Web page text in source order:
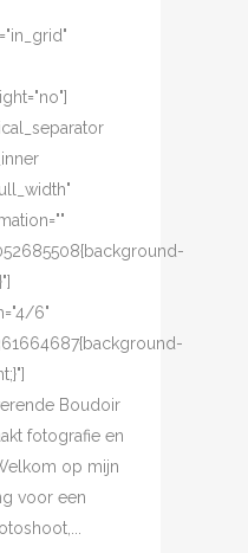
6"
Boudoir
fotografie en
op mijn
voor een